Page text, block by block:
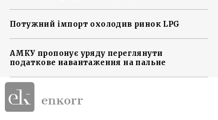
Потужний імпорт охолодив ринок LPG
АМКУ пропонує уряду переглянути
податкове навантаження на пальне